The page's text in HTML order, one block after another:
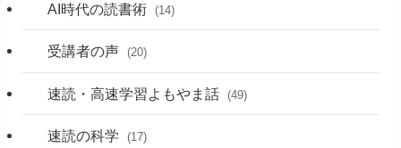
AI時代の読書術 (14)
受講者の声 (20)
速読・高速学習よもやま話 (49)
速読の科学 (17)